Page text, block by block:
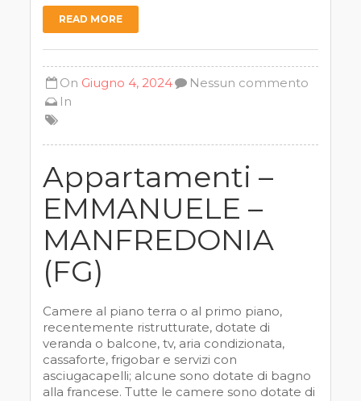
READ MORE
On Giugno 4, 2024
In
Nessun commento
Appartamenti –
EMMANUELE –
MANFREDONIA
(FG)
Camere al piano terra o al primo piano,
recentemente ristrutturate, dotate di
veranda o balcone, tv, aria condizionata,
cassaforte, frigobar e servizi con
asciugacapelli; alcune sono dotate di bagno
alla francese. Tutte le camere sono dotate di